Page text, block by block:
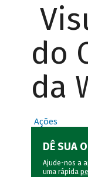
do
da
Ações
DÊ SUA
Ajude-nos a
uma rápida